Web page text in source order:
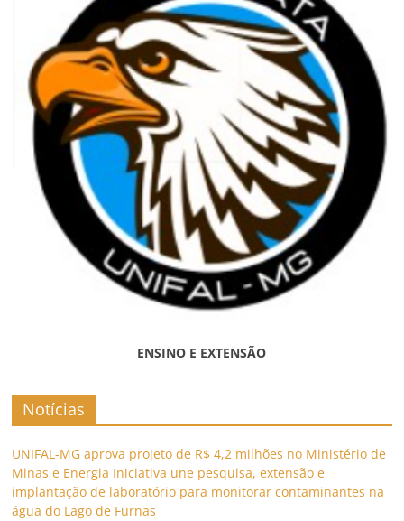
ENSINO E EXTENSÃO
Notícias
UNIFAL-MG aprova projeto de R$ 4,2 milhões no Ministério de
Minas e Energia Iniciativa une pesquisa, extensão e
implantação de laboratório para monitorar contaminantes na
água do Lago de Furnas